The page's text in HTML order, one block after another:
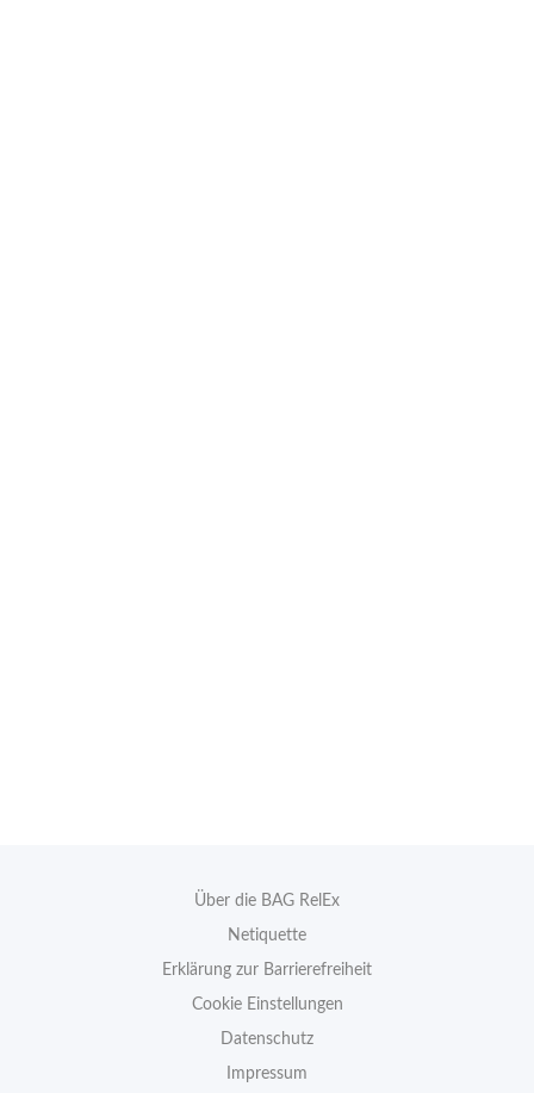
Über die BAG RelEx
Netiquette
Erklärung zur Barrierefreiheit
Cookie Einstellungen
Datenschutz
Impressum